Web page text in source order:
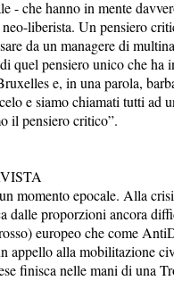
- che hanno in mente
liberista. Un pensiero
da un managere di
quel pensiero unico che
e, in una parola,
e siamo chiamati tutti ad
il pensiero critico”.
momento epocale. Alla
dalle proporzioni ancora
europeo che come
appello alla mobilitazione
finisca nelle mani di una